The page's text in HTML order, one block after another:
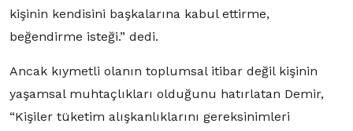
kişinin kendisini başkalarına kabul ettirme,
beğendirme isteği.” dedi.
Ancak kıymetli olanın toplumsal itibar değil kişinin
yaşamsal muhtaçlıkları olduğunu hatırlatan Demir,
“Kişiler tüketim alışkanlıklarını gereksinimleri